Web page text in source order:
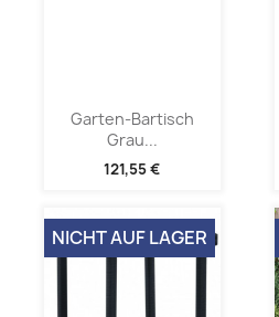
Garten-Bartisch
Grau...
121,55 €
NICHT AUF LAGER